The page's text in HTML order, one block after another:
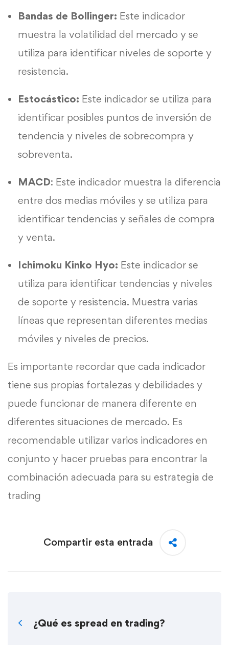
Bandas de Bollinger: Este indicador
muestra la volatilidad del mercado y se
utiliza para identificar niveles de soporte y
resistencia.
Estocástico: Este indicador se utiliza para
identificar posibles puntos de inversión de
tendencia y niveles de sobrecompra y
sobreventa.
MACD: Este indicador muestra la diferencia
entre dos medias móviles y se utiliza para
identificar tendencias y señales de compra
y venta.
Ichimoku Kinko Hyo: Este indicador se
utiliza para identificar tendencias y niveles
de soporte y resistencia. Muestra varias
líneas que representan diferentes medias
móviles y niveles de precios.
Es importante recordar que cada indicador
tiene sus propias fortalezas y debilidades y
puede funcionar de manera diferente en
diferentes situaciones de mercado. Es
recomendable utilizar varios indicadores en
conjunto y hacer pruebas para encontrar la
combinación adecuada para su estrategia de
trading
Compartir esta entrada
¿Qué es spread en trading?